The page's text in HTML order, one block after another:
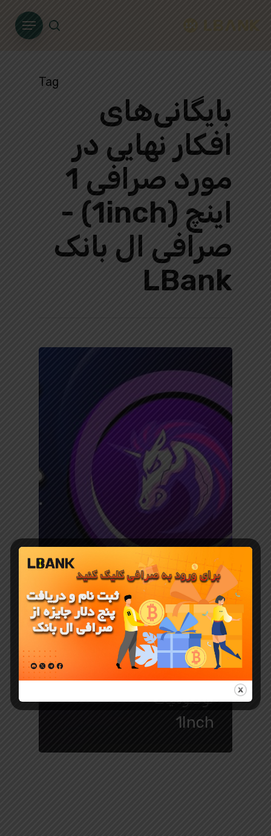
Menu
Tag
بایگانی‌های
افکار نهایی در
مورد صرافی 1
اینچ (1inch) -
صرافی ال بانک
LBank
آموزش ارز دیجیتال معرفی ارز دیجیتال
صرافی وان
اینچ چیست
همه چیز
درباره
توکنومیک
1Inch